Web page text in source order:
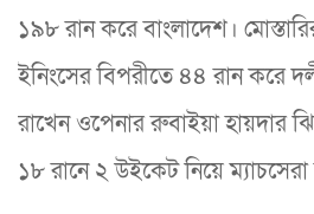
১৯৮ রান করে বাংলাদেশ।
ইনিংসের বিপরীতে ৪৪ রান করে
রাখেন ওপেনার রুবাইয়া হায়দার
১৮ রানে ২ উইকেট নিয়ে ম্যাচসেরা